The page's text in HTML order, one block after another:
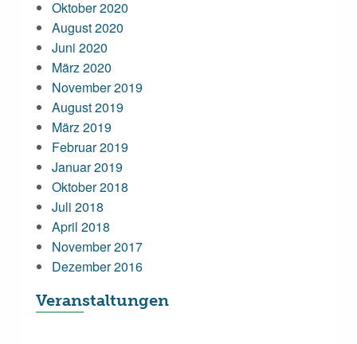
Oktober 2020
August 2020
Juni 2020
März 2020
November 2019
August 2019
März 2019
Februar 2019
Januar 2019
Oktober 2018
Juli 2018
April 2018
November 2017
Dezember 2016
Veranstaltungen